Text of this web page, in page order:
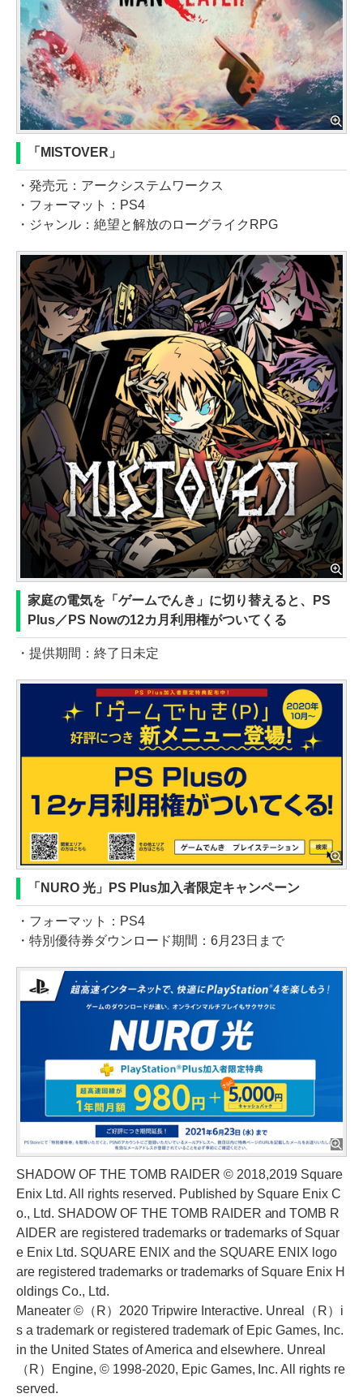
「MISTOVER」
・発売元：アークシステムワークス
・フォーマット：PS4
・ジャンル：絶望と解放のローグライクRPG
家庭の電気を「ゲームでんき」に切り替えると、PS
Plus／PS Nowの12カ月利用権がついてくる
・提供期間：終了日未定
「NURO 光」PS Plus加入者限定キャンペーン
・フォーマット：PS4
・特別優待券ダウンロード期間：6月23日まで
SHADOW OF THE TOMB RAIDER © 2018,2019 Square
Enix Ltd. All rights reserved. Published by Square Enix C
o., Ltd. SHADOW OF THE TOMB RAIDER and TOMB R
AIDER are registered trademarks or trademarks of Squar
e Enix Ltd. SQUARE ENIX and the SQUARE ENIX logo
are registered trademarks or trademarks of Square Enix H
oldings Co., Ltd.
Maneater ©（R）2020 Tripwire Interactive. Unreal（R）i
s a trademark or registered trademark of Epic Games, Inc.
in the United States of America and elsewhere. Unreal
（R）Engine, © 1998-2020, Epic Games, Inc. All rights re
served.